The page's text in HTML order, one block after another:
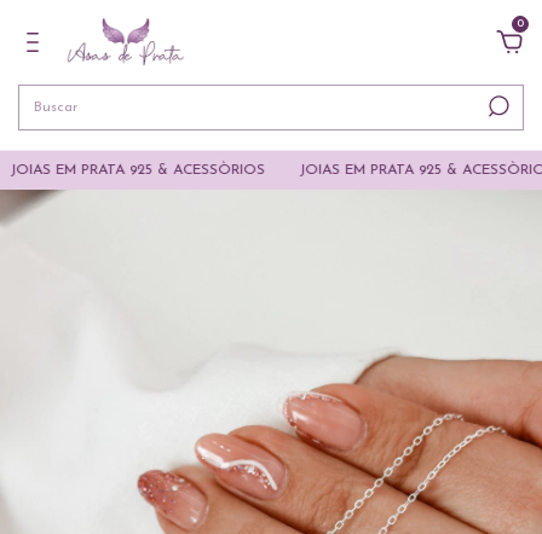
0
EM PRATA 925 & ACESSÒRIOS JOIAS EM PRATA 925 & ACESSÒRIOS